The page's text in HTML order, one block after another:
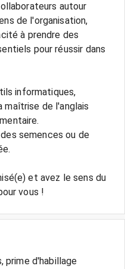
autour
de l'organisation,
à prendre des
pour réussir dans
informatiques,
de l'anglais
semences ou de
et avez le sens du
prime d'habillage